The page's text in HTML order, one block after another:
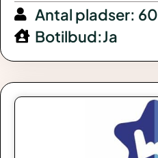
Antal pladser: 60
Botilbud:Ja